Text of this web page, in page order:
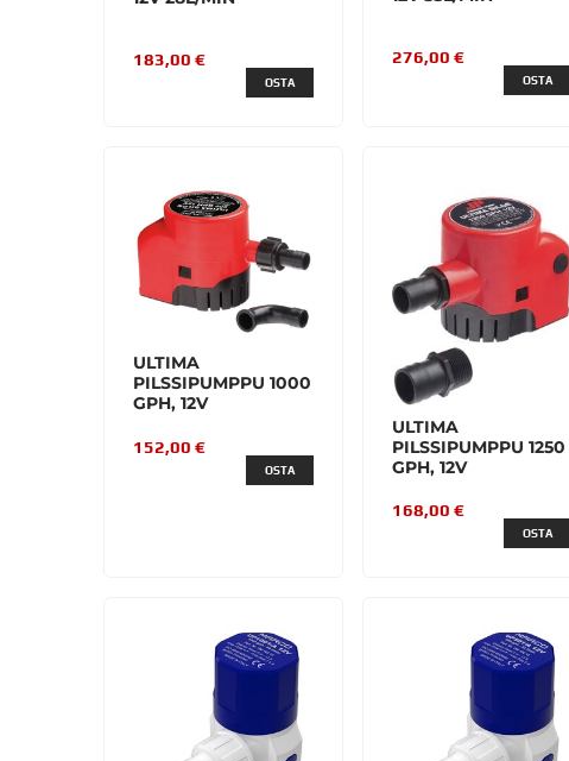
183,00 €
OSTA
276,00 €
OSTA
ULTIMA
PILSSIPUMPPU 1000
GPH, 12V
152,00 €
OSTA
ULTIMA
PILSSIPUMPPU 1250
GPH, 12V
168,00 €
OSTA